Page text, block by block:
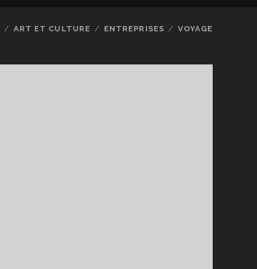
ART ET CULTURE ENTREPRISES VOYAGE